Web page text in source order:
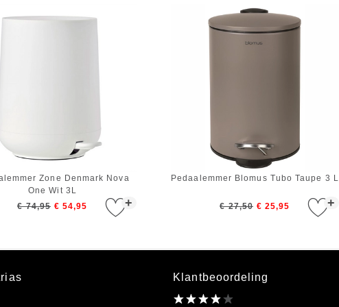
+
Zone Denmark Nova
One Wit 3L
€ 74,95 € 54,95 +
Pedaalemmer Blomus Tubo Taupe 3 L
€ 27,50 € 25,95
Klantbeoordeling